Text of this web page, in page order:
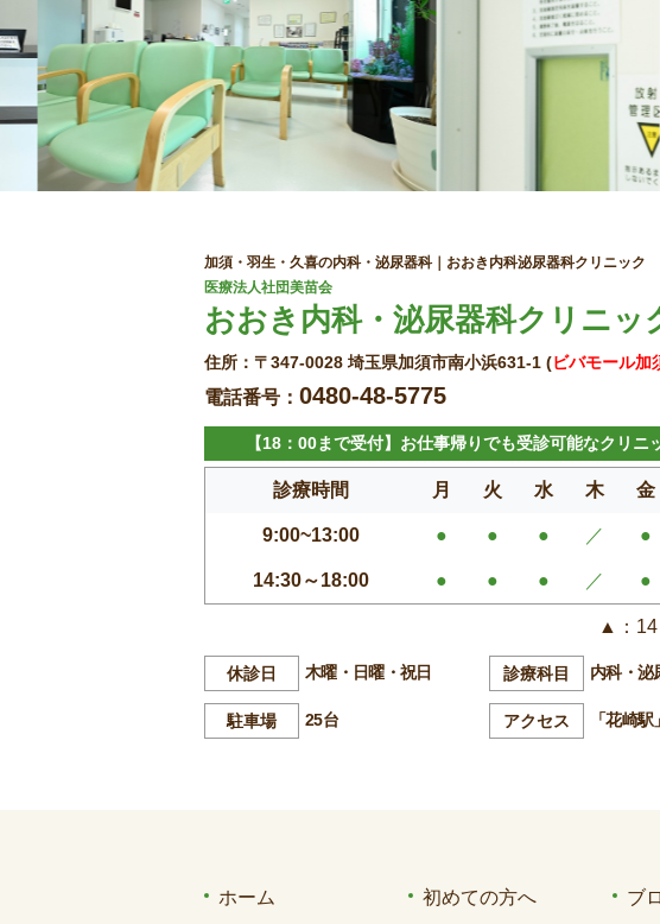
加須・羽生・久喜の内科・泌尿器科｜おおき内科泌尿器科クリニック
医療法人社団美苗会
おおき内科・泌尿器科クリニッ
住所：〒347-0028 埼玉県加須市南小浜631-1 (ビバモール加
電話番号： 0480-48-5775
【18：00まで受付】お仕事帰りでも受診可能なクリニ
診療時間 月 火 水 木 金
9:00~13:00 ● ● ● ／ ●
14:30～18:00 ● ● ● ／ ●
▲：14
休診日 木曜・日曜・祝日 診療科目 内科・泌
駐車場 25台 アクセス 「花崎
ホーム 初めての方へ ブ